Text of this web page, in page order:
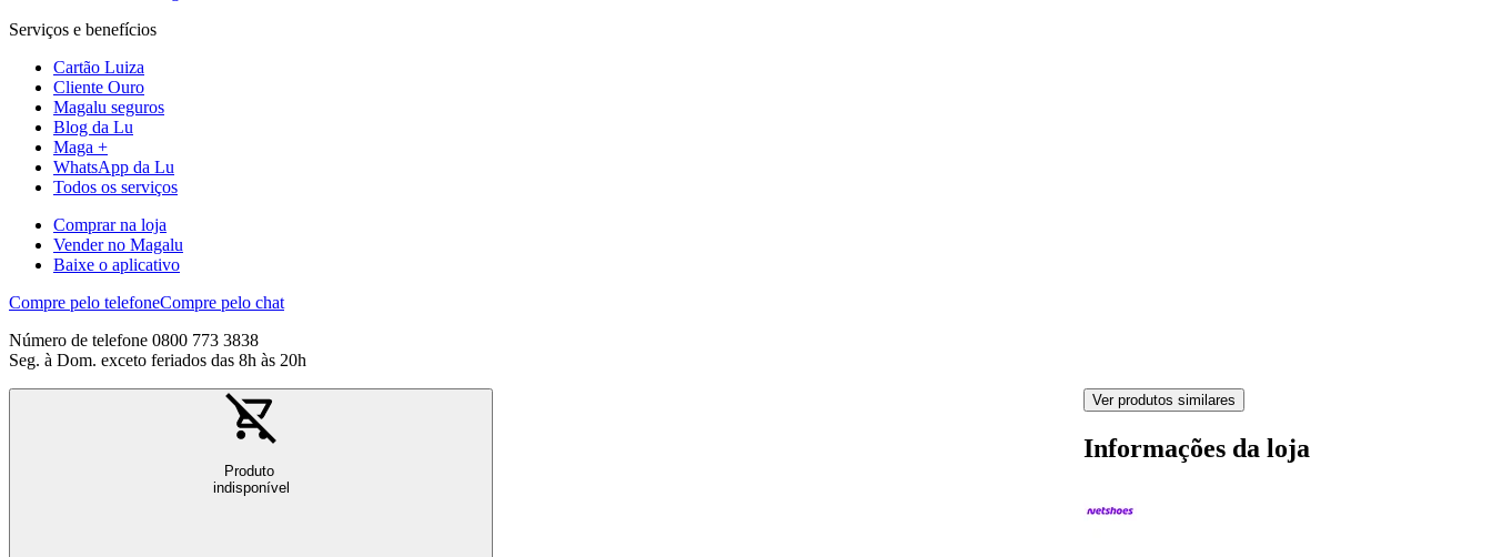
Serviços e benefícios
Cartão Luiza
Cliente Ouro
Magalu seguros
Blog da Lu
Maga +
WhatsApp da Lu
Todos os serviços
Comprar na loja
Vender no Magalu
Baixe o aplicativo
Compre pelo telefoneCompre pelo chat
Número de telefone 0800 773 3838
Seg. à Dom. exceto feriados das 8h às 20h
Produto
indisponível
Ver produtos similares
Informações da loja